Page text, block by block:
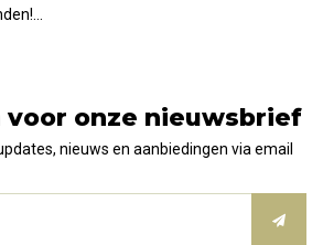
voor onze nieuwsbrief
nieuws en aanbiedingen via email